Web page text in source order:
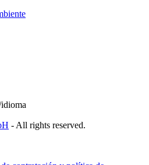
- All rights reserved.